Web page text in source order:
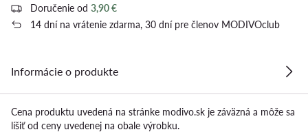
Doručenie od 3,90 €
14 dní na vrátenie zdarma, 30 dní pre členov MODIVOclub
Informácie o produkte
Cena produktu uvedená na stránke modivo.sk je záväzná a môže sa
líšiť od ceny uvedenej na obale výrobku.